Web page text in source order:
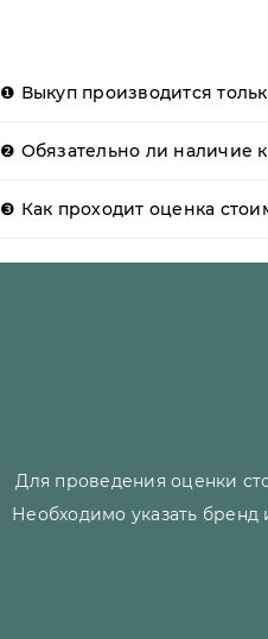
❶ Выкуп производится
❷ Обязательно ли наличие
❸ Как проходит оценка
Для проведения оценки
Необходимо указать